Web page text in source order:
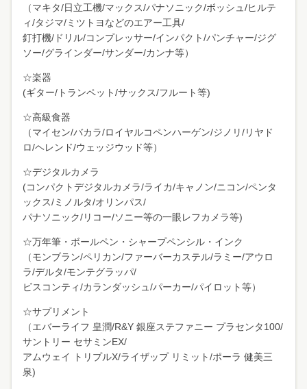
（マキタ/日立工機/マックス/パナソニック/ボッシュ/ヒルテ
ィ/タジマ/ミツトヨなどのエアー工具/
釘打機/ドリル/コンプレッサー/インパクト/パンチャー/ジグ
ソー/グラインダー/サンダー/カンナ等）
☆楽器
(ギター/トランペット/サックス/フルート等)
☆高級食器
（マイセン/バカラ/ロイヤルコペンハーゲン/ジノリ/リヤド
ロ/ヘレンド/ウェッジウッド等）
☆デジタルカメラ
(コンパクトデジタルカメラ/ライカ/キャノン/ニコン/ペンタ
ックス/ミノルタ/オリンパス/
パナソニック/リコー/ソニー等の一眼レフカメラ等)
☆万年筆・ボールペン・シャープペンシル・インク
（モンブラン/ペリカン/ファーバーカステル/ラミー/アウロ
ラ/デルタ/モンテグラッパ/
ビスコンティ/カランダッシュ/パーカー/パイロット等）
☆サプリメント
（エバーライフ 皇潤/R&Y 銀座ステファニー プラセンタ100/
サントリー セサミンEX/
アムウェイ トリプルX/ライザップ リミット/ポーラ 健美三
泉)